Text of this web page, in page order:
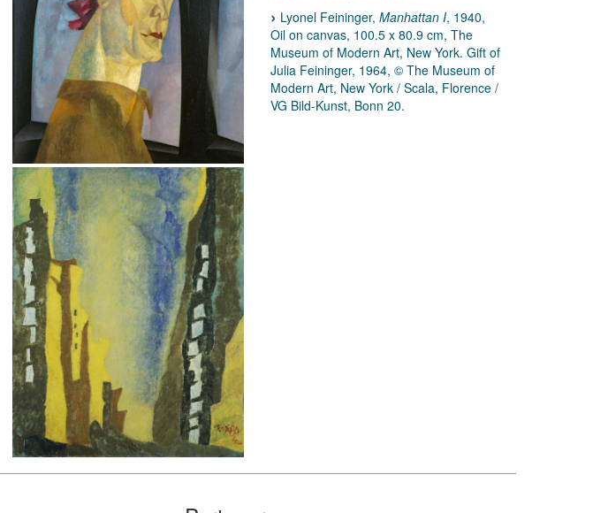
Lyonel Feininger,Manhattan I, 1940,
Oil on canvas, 100.5 x 80.9 cm, The
Museum of Modern Art, New York. Gift of
Julia Feininger, 1964, © The Museum of
Modern Art, New York / Scala, Florence /
VG Bild-Kunst, Bonn 20.